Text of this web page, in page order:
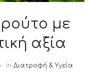
με
αξία
in Διατροφή & Υγεία